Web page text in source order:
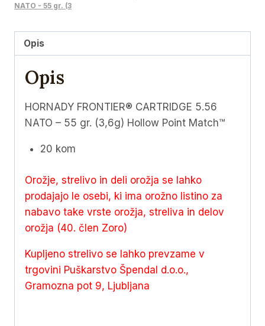
-
gr.
(3,6g)
Hollow
Point
Match™
količina
NATO - 55 gr. (3
Opis
Opis
HORNADY FRONTIER® CARTRIDGE 5.56
NATO – 55 gr. (3,6g) Hollow Point Match™
20 kom
Orožje, strelivo in deli orožja se lahko
prodajajo le osebi, ki ima orožno listino za
nabavo take vrste orožja, streliva in delov
orožja (40. člen Zoro)
Kupljeno strelivo se lahko prevzame v
trgovini Puškarstvo Špendal d.o.o.,
Gramozna pot 9, Ljubljana